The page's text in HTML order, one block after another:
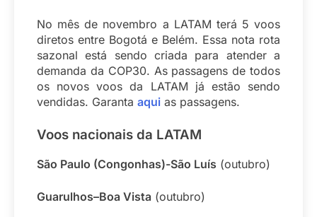
No mês de novembro a LATAM terá 5 voos
diretos entre Bogotá e Belém. Essa nota rota
sazonal está sendo criada para atender a
demanda da COP30. As passagens de todos
os novos voos da LATAM já estão sendo
vendidas. Garanta aqui as passagens.
Voos nacionais da LATAM
São Paulo (Congonhas)-São Luís (outubro)
Guarulhos–Boa Vista (outubro)